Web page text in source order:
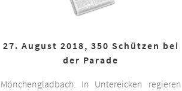
27. August 2018, 350 Schützen bei
der Parade
Mönchengladbach. In Untereicken regieren